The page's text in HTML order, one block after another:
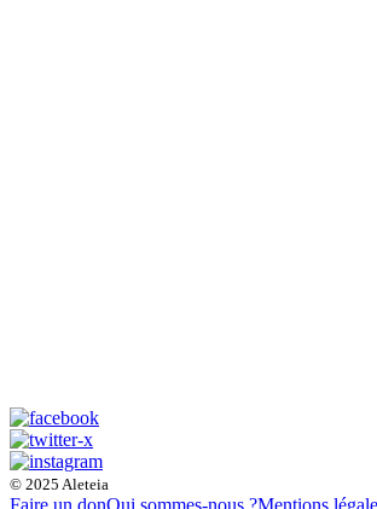
© 2025 Aleteia
Faire un donQui sommes-nous ?Mentions